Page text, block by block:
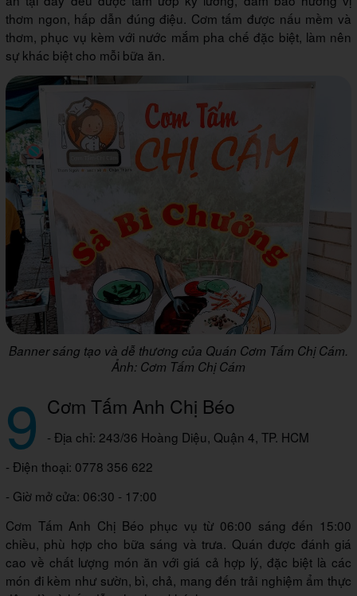
thơm ngon, hấp dẫn đúng điệu. Cơm tấm được nấu mềm và
thơm, phục vụ kèm với nước mắm pha chế đặc biệt, làm nên
sự khác biệt cho mỗi bữa ăn.
Banner sáng tạo và dễ thương của Quán Cơm Tấm Chị Cám.
Ảnh: Cơm Tấm Chị Cám
9 Cơm Tấm Anh Chị Béo
- Địa chỉ: 243/36 Hoàng Diệu, Quận 4, TP. HCM
- Điện thoại: 0778 356 622
- Giờ mở cửa: 06:30 - 17:00
Cơm Tấm Anh Chị Béo phục vụ từ 06:00 sáng đến 15:00
chiều, phù hợp cho bữa sáng và trưa. Quán được đánh giá
cao về chất lượng món ăn với giá cả hợp lý, đặc biệt là các
món đi kèm như sườn, bì, chả, mang đến trải nghiệm ẩm thực